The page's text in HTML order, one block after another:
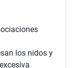
los nidos y